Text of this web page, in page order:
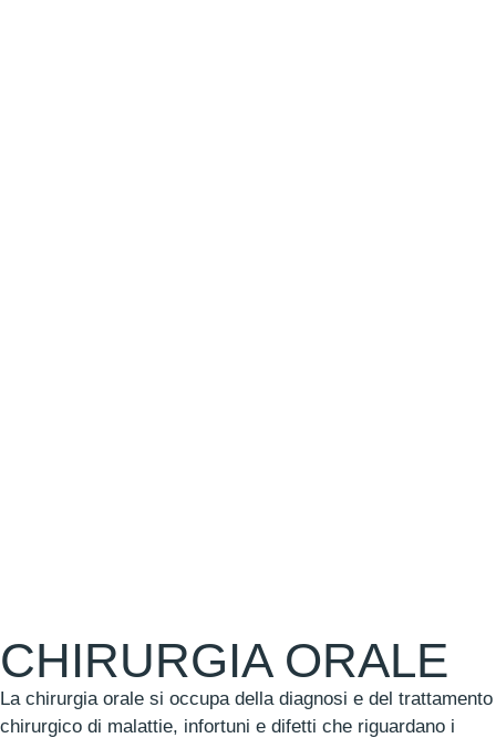
CHIRURGIA ORALE
La chirurgia orale si occupa della diagnosi e del trattamento
chirurgico di malattie, infortuni e difetti che riguardano i